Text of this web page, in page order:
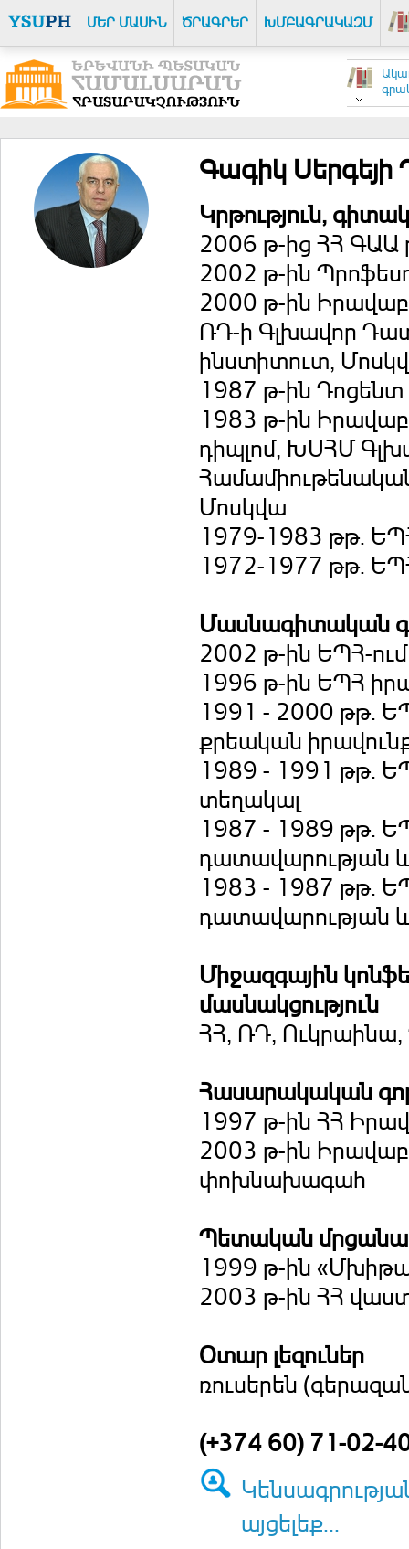
ՄԵՐ ՄԱՍԻՆ ԾՐԱԳՐԵՐ ԽՄԲԱԳՐԱԿԱԶՄ
Գագիկ Սերգեյի
Կրթություն,
2006 թ-ից ՀՀ
2002 թ-ին
2000 թ-ին
ՌԴ-ի Գլխավոր
ինստիտուտ,
1987 թ-ին Դոցենտ
1983 թ-ին
դիպլոմ, ԽՍՀՄ
Մոսկվա
1979-1983 թթ.
1972-1977 թթ.
Մասնագիտական
2002 թ-ին ԵՊՀ-
1996 թ-ին ԵՊՀ
1991 - 2000 թթ.
քրեական
1989 - 1991 թթ.
տեղակալ
1987 - 1989 թթ.
դատավարության և
1983 - 1987 թթ.
դատավարության
Միջազգային
մասնակցություն
ՀՀ, ՌԴ,
Հասարակական
1997 թ-ին ՀՀ
2003 թ-ին
փոխնախագահ
Պետական
1999 թ-ին
2003 թ-ին ՀՀ
Օտար լեզուներ
ռուսերեն
(+374 60) 71-02-
այցելեք...